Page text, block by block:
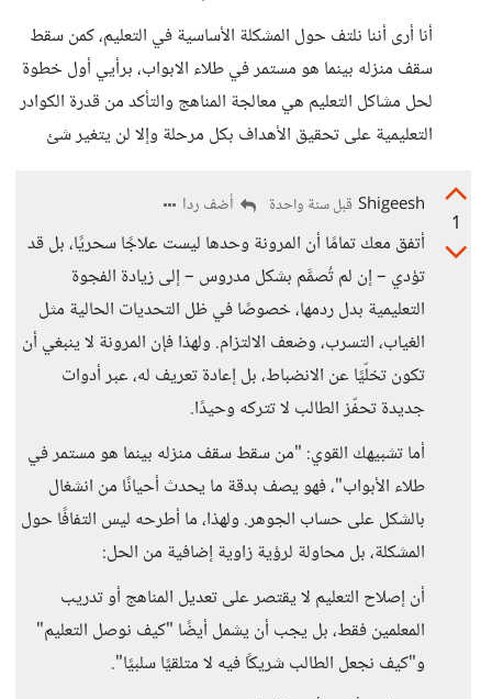
أنا أرى أننا نلتف حول المشكلة الأساسية في التعليم، كمن سقط
سقف منزله بينما هو مستمر في طلاء الابواب، برأيي أول خطوة
لحل مشاكل التعليم هي معالجة المناهج والتأكد من قدرة الكوادر
التعليمية على تحقيق الأهداف بكل مرحلة وإلا لن يتغير شئ
1
Shigeesh قبل سنة واحدة أضف ردا
أتفق معك تمامًا أن المرونة وحدها ليست علاجًا سحريًا، بل قد
تؤدي – إن لم تُصمَّم بشكل مدروس – إلى زيادة الفجوة
التعليمية بدل ردمها، خصوصًا في ظل التحديات الحالية مثل
الغياب، التسرب، وضعف الالتزام. ولهذا فإن المرونة لا ينبغي أن
تكون تخلّيًا عن الانضباط، بل إعادة تعريف له، عبر أدوات
جديدة تحفّز الطالب لا تتركه وحيدًا.
أما تشبيهك القوي: "من سقط سقف منزله بينما هو مستمر في
طلاء الأبواب"، فهو يصف بدقة ما يحدث أحيانًا من انشغال
بالشكل على حساب الجوهر. ولهذا، ما أطرحه ليس التفافًا حول
المشكلة، بل محاولة لرؤية زاوية إضافية من الحل:
أن إصلاح التعليم لا يقتصر على تعديل المناهج أو تدريب
المعلمين فقط، بل يجب أن يشمل أيضًا "كيف نوصل التعليم"
و"كيف نجعل الطالب شريكًا فيه لا متلقيًا سلبيًا".